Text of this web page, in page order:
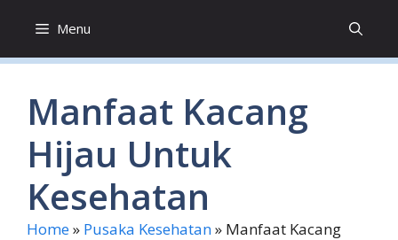
content
Menu
Manfaat Kacang
Hijau Untuk
Kesehatan
Home» Pusaka Kesehatan» Manfaat Kacang